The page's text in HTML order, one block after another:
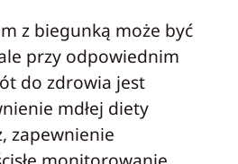
z biegunką może być
przy odpowiednim
do zdrowia jest
mdłej diety
zapewnienie